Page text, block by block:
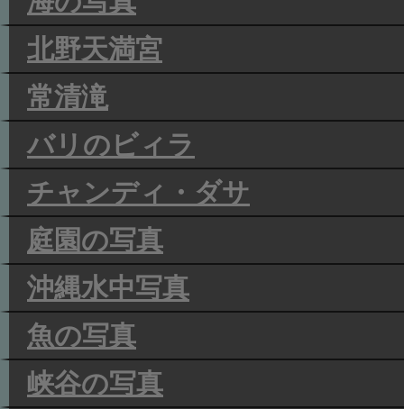
北野天満宮
常清滝
バリのビィラ
チャンディ・ダサ
庭園の写真
沖縄水中写真
魚の写真
峡谷の写真